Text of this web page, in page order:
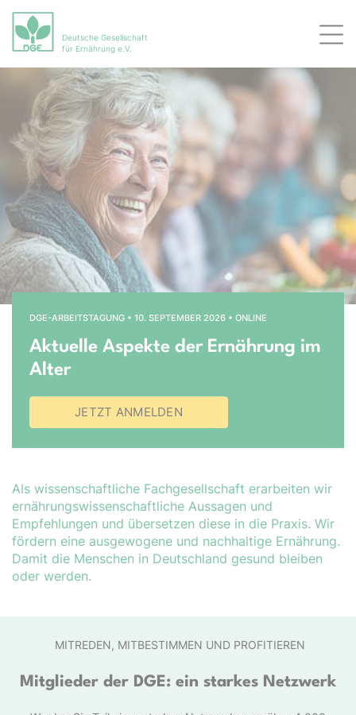
Deutsche Gesellschaft
für Ernährung e.V.
Startseite
Bühnenslider überspringen
DGE-ARBEITSTAGUNG • 10. SEPTEMBER 2026 • ONLINE
Aktuelle Aspekte der Ernährung im
Alter
JETZT ANMELDEN
Als wissenschaftliche Fachgesellschaft erarbeiten wir
er­nähr­ungs­wis­sen­schaft­liche Aussagen und
Empfehlungen und übersetzen diese in die Praxis. Wir
fördern eine ausgewogene und nachhaltige Ernährung.
Damit die Menschen in Deutschland gesund bleiben
oder werden.
MITREDEN, MITBESTIMMEN UND PROFITIEREN
Mitglieder der DGE: ein starkes Netzwerk